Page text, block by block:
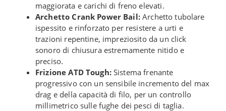
maggiorata e carichi di freno elevati.
Archetto Crank Power Bail:Archetto tubolare
ispessito e rinforzato per resistere a urti e
trazioni repentine, impreziosito da un click
sonoro di chiusura estremamente nitido e
preciso.
Frizione ATD Tough:Sistema frenante
progressivo con un sensibile incremento del max
drag e della capacità di filo, per un controllo
millimetrico sulle fughe dei pesci di taglia.